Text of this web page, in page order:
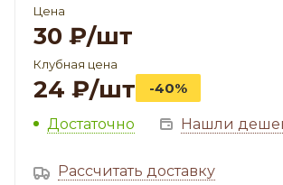
Цена
30 ₽/шт
Клубная цена
24 ₽/шт -40%
Достаточно Нашли
Рассчитать доставку